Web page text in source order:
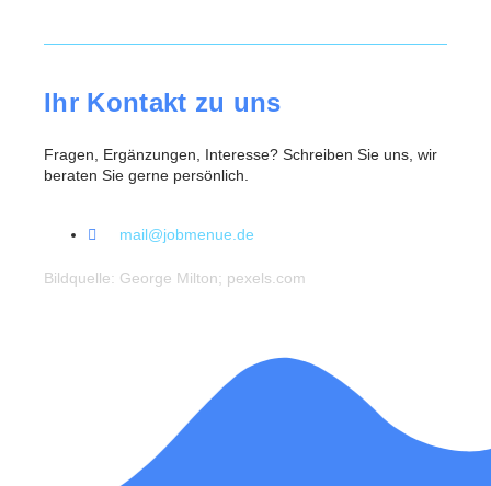
Ihr Kontakt zu uns
Fragen, Ergänzungen, Interesse? Schreiben Sie uns, wir
beraten Sie gerne persönlich.
mail@jobmenue.de
Bildquelle: George Milton; pexels.com